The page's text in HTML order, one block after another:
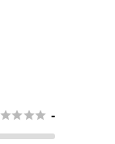
 -